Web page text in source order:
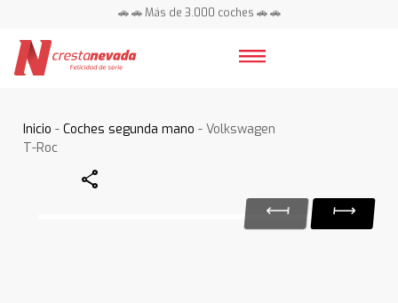
🚗 🚗 Más de 3.000 coches 🚗 🚗
Inicio -Coches segunda mano - Volkswagen
T-Roc
Share